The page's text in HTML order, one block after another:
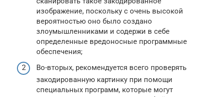
изображение, поскольку с очень высокой
вероятностью оно было создано
злоумышленниками и содержи в себе
определенные вредоносные программные
обеспечения;
Во-вторых, рекомендуется всего проверять
закодированную картинку при помощи
специальных программ, которые могут